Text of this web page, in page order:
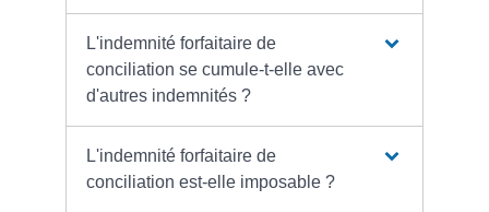
L'indemnité forfaitaire de
conciliation se cumule-t-elle avec
d'autres indemnités ?
L'indemnité forfaitaire de
conciliation est-elle imposable ?